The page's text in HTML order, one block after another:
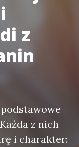
z
z nich
i charakter: